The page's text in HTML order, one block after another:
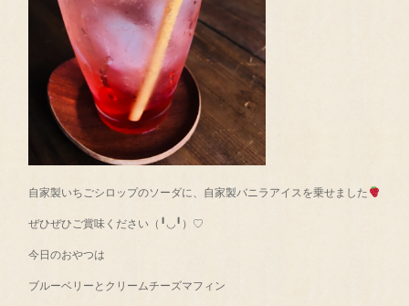
自家製いちごシロップのソーダに、自家製バニラアイスを乗せました
ぜひぜひご賞味ください（╹◡╹）♡
今日のおやつは
ブルーベリーとクリームチーズマフィン